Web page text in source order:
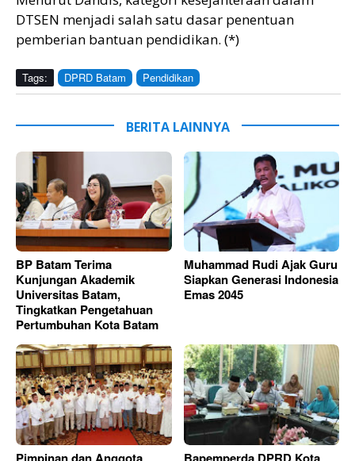
DTSEN menjadi salah satu dasar penentuan
pemberian bantuan pendidikan. (*)
Tags: DPRD Batam Pendidikan
BERITA LAINNYA
BP Batam Terima
Kunjungan Akademik
Universitas Batam,
Tingkatkan Pengetahuan
Pertumbuhan Kota Batam
Muhammad Rudi Ajak Guru
Siapkan Generasi Indonesia
Emas 2045
Pimpinan dan Anggota
Bapemperda DPRD Kota